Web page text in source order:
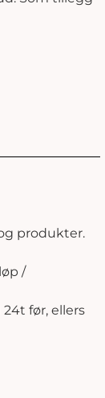
produkter.
/
før, ellers